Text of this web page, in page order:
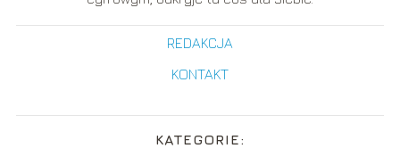
REDAKCJA
KONTAKT
KATEGORIE: